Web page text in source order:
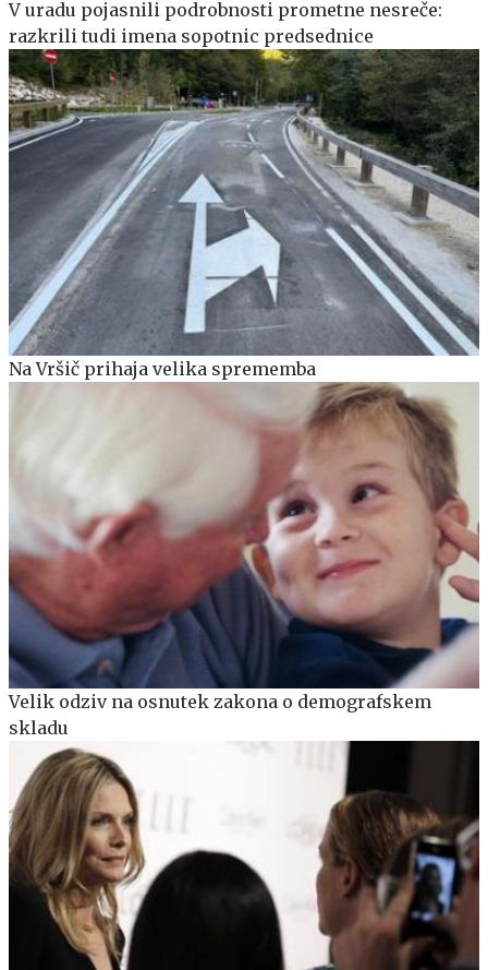
V uradu pojasnili podrobnosti prometne nesreče:
razkrili tudi imena sopotnic predsednice
Na Vršič prihaja velika sprememba
Velik odziv na osnutek zakona o demografskem
skladu